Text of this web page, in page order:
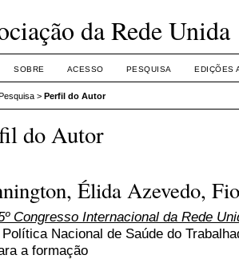
da Rede Unida
SOBRE ACESSO PESQUISA EDIÇÕES
> Perfil do Autor
do Autor
Élida Azevedo,
Congresso Internacional da Rede
Política Nacional de Saúde do
a formação